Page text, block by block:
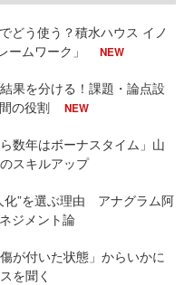
どう使う？積水ハウス イノ
ームワーク」
NEW
果を分ける！課題・論点設
の役割
NEW
数年はボーナスタイム」山
スキルアップ
化”を選ぶ理由 アナグラム阿
ジメント論
が付いた状態」からいかに
を聞く